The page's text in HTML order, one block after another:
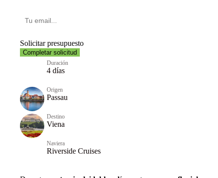
Solicitar presupuesto
Completar solicitud
Duración
4 días
Origen
Passau
Destino
Viena
Naviera
Riverside Cruises